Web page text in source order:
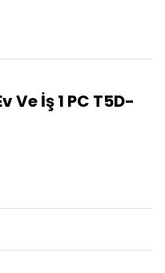
Ve İş 1 PC T5D-